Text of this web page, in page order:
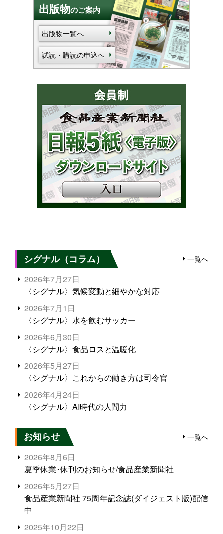
出版物のご案内
出版物一覧へ
試読・購読の申込へ
シグナル（コラム） 一覧へ
2026年7月27日
〈シグナル〉気候変動と細やかな対応
2026年7月1日
〈シグナル〉水を飲むサッカー
2026年6月30日
〈シグナル〉食品ロスと温暖化
2026年5月27日
〈シグナル〉これからの働き方は司令官
2026年4月24日
〈シグナル〉AI時代の人間力
お知らせ 一覧へ
2026年8月6日
夏季休業･休刊のお知らせ/食品産業新聞社
2026年5月27日
食品産業新聞社 75周年記念誌(ダイジェスト版)配信
中
2025年10月22日